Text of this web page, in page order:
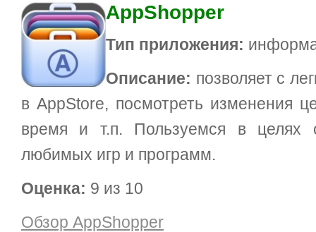
AppShopper
Тип приложения:
Описание: позволяет с
в AppStore, посмотреть изменения
время и т.п. Пользуемся в целях
любимых игр и программ.
Оценка: 9 из 10
Обзор AppShopper